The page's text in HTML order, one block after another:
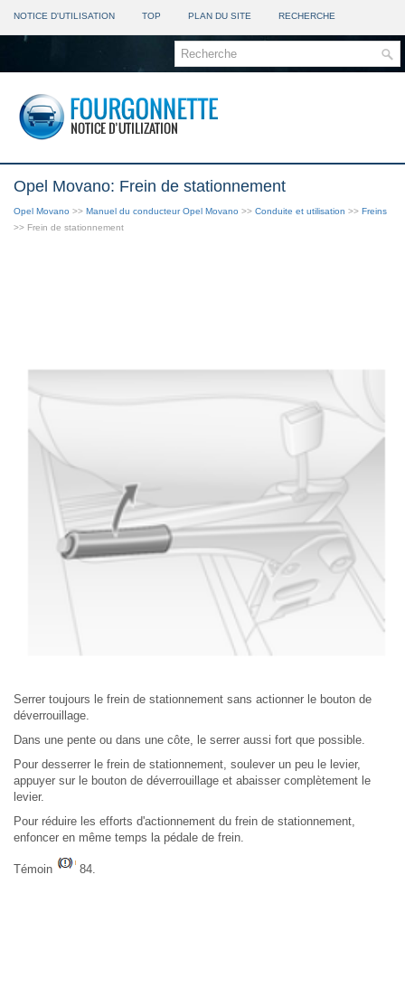
NOTICE D'UTILISATION TOP PLAN DU SITE RECHERCHE
Opel Movano: Frein de stationnement
Opel Movano >> Manuel du conducteur Opel Movano >> Conduite et utilisation >> Freins
>> Frein de stationnement
Serrer toujours le frein de stationnement sans actionner le bouton de
déverrouillage.
Dans une pente ou dans une côte, le serrer aussi fort que possible.
Pour desserrer le frein de stationnement, soulever un peu le levier,
appuyer sur le bouton de déverrouillage et abaisser complètement le
levier.
Pour réduire les efforts d'actionnement du frein de stationnement,
enfoncer en même temps la pédale de frein.
Témoin 84.